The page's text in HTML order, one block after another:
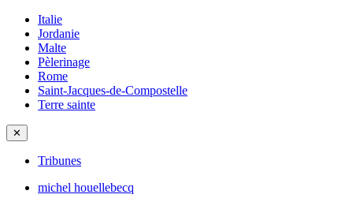
Italie
Jordanie
Malte
Pèlerinage
Rome
Saint-Jacques-de-Compostelle
Terre sainte
✕
Tribunes
michel houellebecq